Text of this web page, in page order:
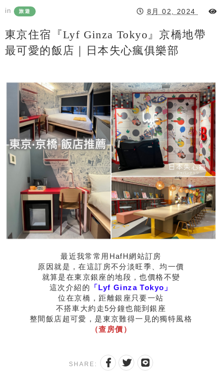
in 旅遊 8月 02, 2024
東京住宿『Lyf Ginza Tokyo』京橋地帶
最可愛的飯店｜日本失心瘋俱樂部
最近我常常用HafH網站訂房
原因就是，在這訂房不分淡旺季、均一價
就算是在東京銀座的地段，也價格不變
這次介紹的
「Lyf Ginza Tokyo」
位在京橋，距離銀座只要一站
不搭車大約走5分鐘也能到銀座
整間飯店超可愛，是東京難得一見的獨特風格
（查房價）
SHARE: